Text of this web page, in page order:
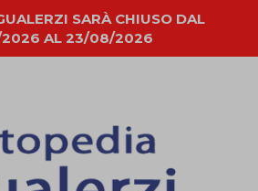
SARÀ CHIUSO DAL
AL 23/08/2026